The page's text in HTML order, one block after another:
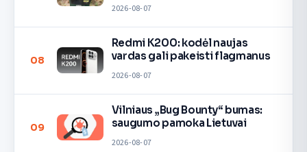
2026-08-07
08
Redmi K200: kodėl naujas
vardas gali pakeisti flagmanus
2026-08-07
09
Vilniaus „Bug Bounty“ bumas:
saugumo pamoka Lietuvai
2026-08-07